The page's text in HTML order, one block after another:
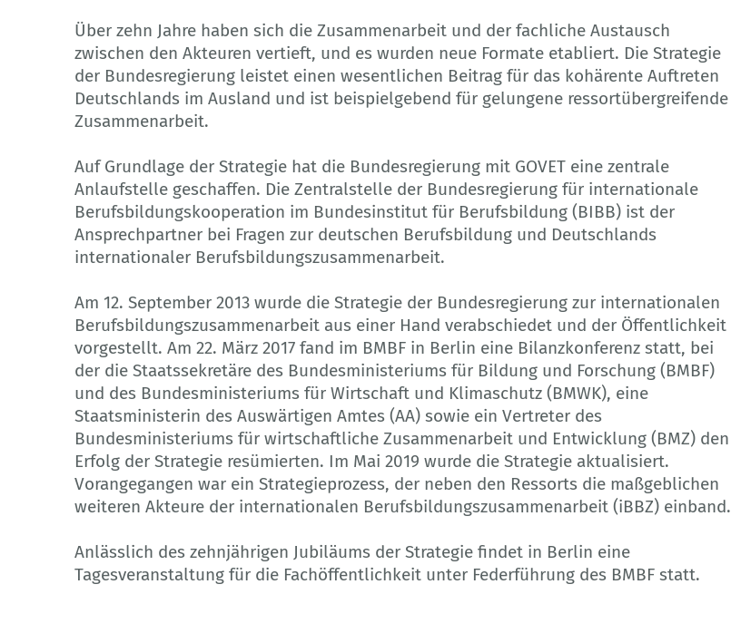
Über zehn Jahre haben sich die Zusammenarbeit und der fachliche Austausch
zwischen den Akteuren vertieft, und es wurden neue Formate etabliert. Die Strategie
der Bundesregierung leistet einen wesentlichen Beitrag für das kohärente Auftreten
Deutschlands im Ausland und ist beispielgebend für gelungene ressortübergreifende
Zusammenarbeit.
Auf Grundlage der Strategie hat die Bundesregierung mit GOVET eine zentrale
Anlaufstelle geschaffen. Die Zentralstelle der Bundesregierung für internationale
Berufsbildungskooperation im Bundesinstitut für Berufsbildung (BIBB) ist der
Ansprechpartner bei Fragen zur deutschen Berufsbildung und Deutschlands
internationaler Berufsbildungszusammenarbeit.
Am 12. September 2013 wurde die Strategie der Bundesregierung zur internationalen
Berufsbildungszusammenarbeit aus einer Hand verabschiedet und der Öffentlichkeit
vorgestellt. Am 22. März 2017 fand im BMBF in Berlin eine Bilanz­konferenz statt, bei
der die Staatssekretäre des Bundesministeriums für Bildung und Forschung (BMBF)
und des Bundesministeriums für Wirtschaft und Klimaschutz (BMWK), eine
Staatsministerin des Auswärtigen Amtes (AA) sowie ein Vertreter des
Bundesministeriums für wirtschaftliche Zusammenarbeit und Entwicklung (BMZ) den
Erfolg der Strategie resümierten. Im Mai 2019 wurde die Strategie aktualisiert.
Vorangegangen war ein Strategieprozess, der neben den Ressorts die maßgeblichen
weiteren Akteure der internationalen Berufsbildungs­zusammenarbeit (iBBZ) einband.
Anlässlich des zehnjährigen Jubiläums der Strategie findet in Berlin eine
Tagesveranstaltung für die Fachöffentlichkeit unter Federführung des BMBF statt.